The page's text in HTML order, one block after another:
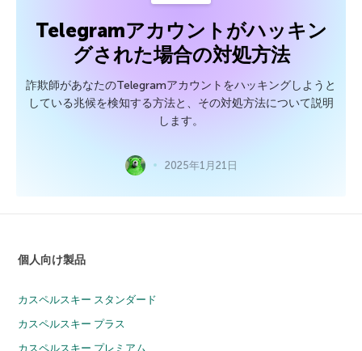
Telegramアカウントがハッキン
グされた場合の対処方法
詐欺師があなたのTelegramアカウントをハッキングしようと
している兆候を検知する方法と、その対処方法について説明
します。
2025年1月21日
個人向け製品
カスペルスキー スタンダード
カスペルスキー プラス
カスペルスキー プレミアム